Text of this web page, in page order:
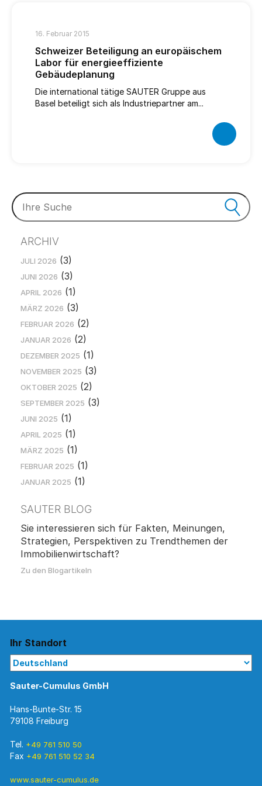
16. Februar 2015
Schweizer Beteiligung an europäischem
Labor für energieeffiziente
Gebäudeplanung
Die international tätige SAUTER Gruppe aus
Basel beteiligt sich als Industriepartner am...
ARCHIV
JULI 2026 (3)
JUNI 2026 (3)
APRIL 2026 (1)
MÄRZ 2026 (3)
FEBRUAR 2026 (2)
JANUAR 2026 (2)
DEZEMBER 2025 (1)
NOVEMBER 2025 (3)
OKTOBER 2025 (2)
SEPTEMBER 2025 (3)
JUNI 2025 (1)
APRIL 2025 (1)
MÄRZ 2025 (1)
FEBRUAR 2025 (1)
JANUAR 2025 (1)
SAUTER BLOG
Sie interessieren sich für Fakten, Meinungen,
Strategien, Perspektiven zu Trendthemen der
Immobilienwirtschaft?
Zu den Blogartikeln
Ihr Standort
Sauter-Cumulus GmbH
Hans-Bunte-Str. 15
79108 Freiburg
Tel. +49 761 510 50
Fax +49 761 510 52 34
www.sauter-cumulus.de